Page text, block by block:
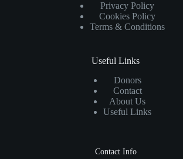
Privacy Policy
Cookies Policy
Terms & Conditions
Useful Links
Donors
Contact
About Us
Useful Links
Contact Info